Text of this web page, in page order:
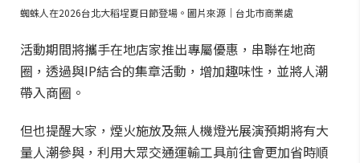
蜘蛛人在2026台北大稻埕夏日節登場。圖片來源｜台北市商業處
活動期間將攜手在地店家推出專屬優惠，串聯在地商
圈，透過與IP結合的集章活動，增加趣味性，並將人潮
帶入商圈。
但也提醒大家，煙火施放及無人機燈光展演預期將有大
量人潮參與，利用大眾交通運輸工具前往會更加省時順